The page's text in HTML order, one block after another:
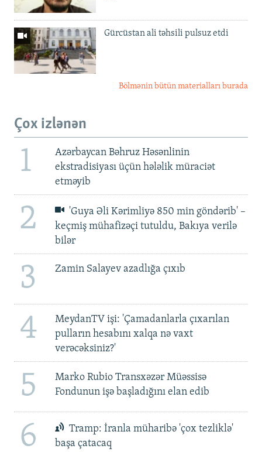
Gürcüstan ali təhsili pulsuz etdi
Bölmənin bütün materialları burada
Çox izlənən
1
Azərbaycan Bəhruz Həsənlinin
ekstradisiyası üçün hələlik müraciət
etməyib
2
'Guya Əli Kərimliyə 850 min göndərib' –
keçmiş mühafizəçi tutuldu, Bakıya verilə
bilər
3 Zamin Salayev azadlığa çıxıb
4
MeydanTV işi: 'Çamadanlarla çıxarılan
pulların hesabını xalqa nə vaxt
verəcəksiniz?'
5
Marko Rubio Transxəzər Müəssisə
Fondunun işə başladığını elan edib
6
Tramp: İranla müharibə 'çox tezliklə'
başa çatacaq